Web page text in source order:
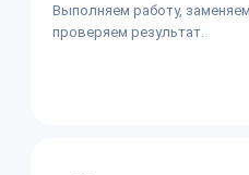
Выполняем работу,
проверяем результат.